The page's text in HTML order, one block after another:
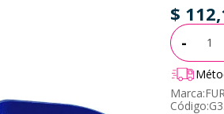
$
Cantidad:
-
Marca:
Código: